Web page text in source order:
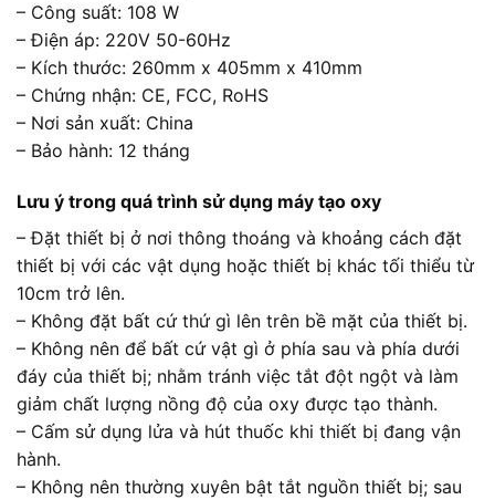
– Công suất: 108 W
– Điện áp: 220V 50-60Hz
– Kích thước: 260mm x 405mm x 410mm
– Chứng nhận: CE, FCC, RoHS
– Nơi sản xuất: China
– Bảo hành: 12 tháng
Lưu ý trong quá trình sử dụng máy tạo oxy
– Đặt thiết bị ở nơi thông thoáng và khoảng cách đặt
thiết bị với các vật dụng hoặc thiết bị khác tối thiểu từ
10cm trở lên.
– Không đặt bất cứ thứ gì lên trên bề mặt của thiết bị.
– Không nên để bất cứ vật gì ở phía sau và phía dưới
đáy của thiết bị; nhằm tránh việc tắt đột ngột và làm
giảm chất lượng nồng độ của oxy được tạo thành.
– Cấm sử dụng lửa và hút thuốc khi thiết bị đang vận
hành.
– Không nên thường xuyên bật tắt nguồn thiết bị; sau